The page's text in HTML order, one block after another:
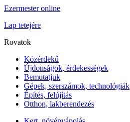
Ezermester online
Lap tetejére
Rovatok
Közérdekű
Újdonságok, érdekességek
Bemutatjuk
Gépek, szerszámok, technológiák
Építés, felújítás
Otthon, lakberendezés